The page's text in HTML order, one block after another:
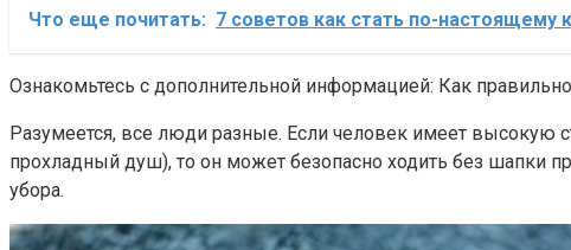
Что еще почитать: 7 советов как стать по-настоящему
Ознакомьтесь с дополнительной информацией: Как
Разумеется, все люди разные. Если человек имеет высокую
прохладный душ), то он может безопасно ходить без шапки
убора.